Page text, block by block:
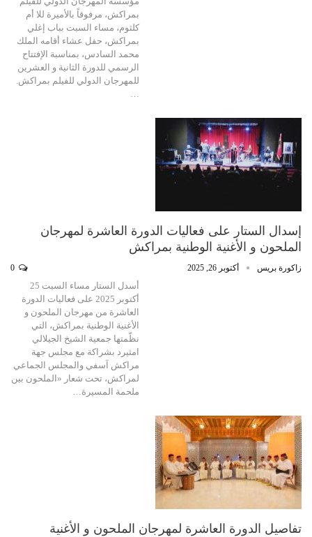
بمراكش، مرفوقاً بالأميرة للا أم
كلثوم، مساء السبت بباب إغلي
بمراكش، حفل عشاء أقامه الملك
محمد السادس، بمناسبة الإفتتاح
الرسمي للدورة الثانية و العشرين
للمهرجان الدولي للفيلم بمراكش.
إسدال الستار على فعاليات الدورة العاشرة لمهرجان
الملحون و الأغنية الوطنية بمراكش
زاكورة بريس أكتوبر 26, 2025
أسدل الستار مساء السبت 25
أكتوبر 2025 على فعاليات الدورة
العاشرة من مهرجان الملحون و
الأغنية الوطنية بمراكش، التي
نظّمتها جمعية الشيخ الجيلالي
امثيرد بشراكة مع مجلس جهة
مراكش آسفي والمجلس الجماعي
لمراكش، تحت شعار «الملحون بين
ملحمة المسيرة…
تفاصيل الدورة العاشرة لمهرجان الملحون و الأغنية